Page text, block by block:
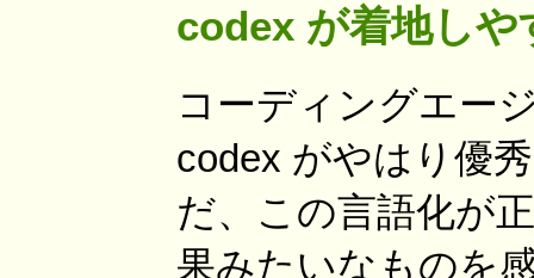
codex が着地し
コーディングエー
codex がやはり優
だ、この言語化が
果みたいなものを